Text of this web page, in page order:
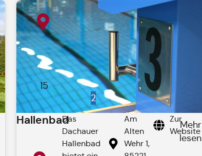
2
15
HallenbadDas
Dachauer
Hallenbad
Am
Alten
Wehr 1,
Zur
Website
Mehr
lesen